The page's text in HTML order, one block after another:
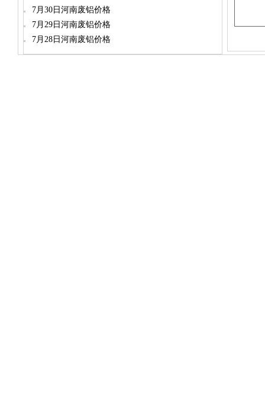
7月30日河南废铝价格
7月29日河南废铝价格
7月28日河南废铝价格